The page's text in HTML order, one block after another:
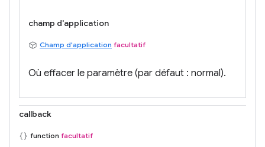
champ d'application
Champ d'application facultatif
Où effacer le paramètre (par défaut : normal).
callback
function facultatif